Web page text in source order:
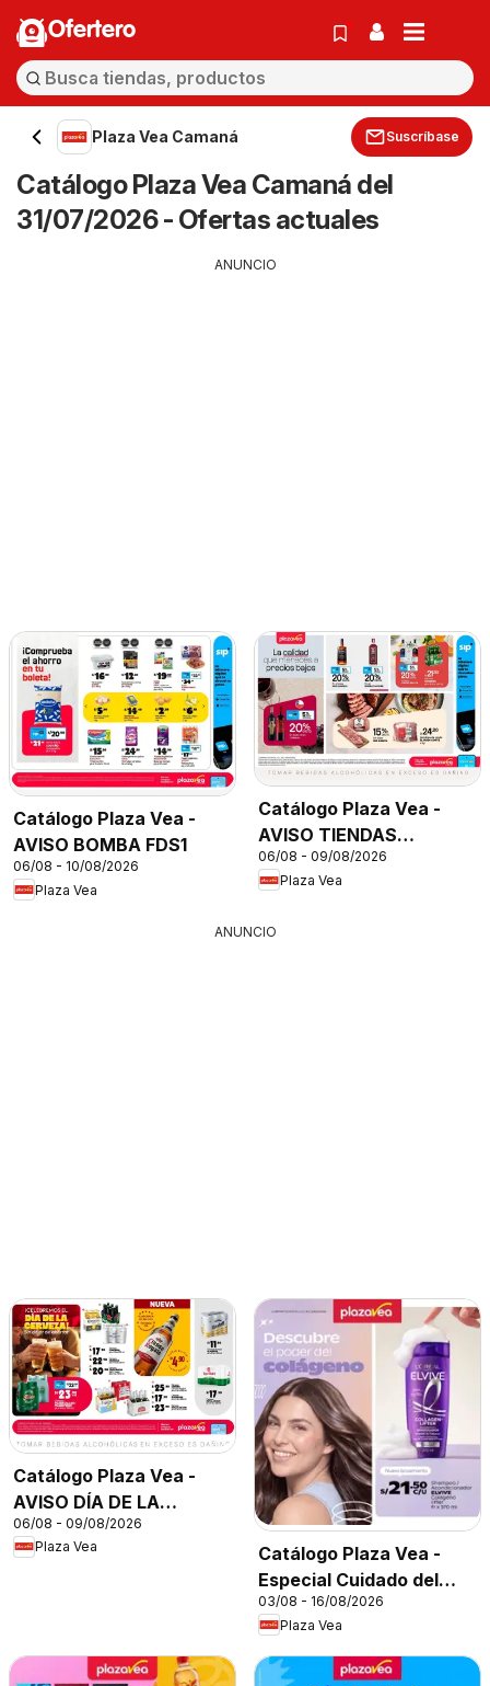
Ofertero
Plaza Vea Camaná Suscríbase
Catálogo Plaza Vea Camaná del
31/07/2026 - Ofertas actuales
ANUNCIO
Catálogo Plaza Vea -
AVISO BOMBA FDS1
06/08 - 10/08/2026
Plaza Vea
Catálogo Plaza Vea -
AVISO TIENDAS
SELECCIONADAS 1
06/08 - 09/08/2026
Plaza Vea
ANUNCIO
Catálogo Plaza Vea -
AVISO DÍA DE LA
CERVEZA
06/08 - 09/08/2026
Plaza Vea
Catálogo Plaza Vea -
Especial Cuidado del
Cabello
03/08 - 16/08/2026
Plaza Vea